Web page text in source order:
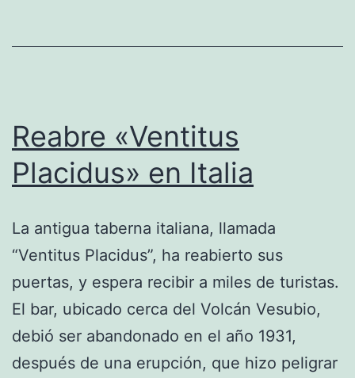
es
Reabre «Ventitus
Placidus» en Italia
La antigua taberna italiana, llamada
“Ventitus Placidus”, ha reabierto sus
puertas, y espera recibir a miles de turistas.
El bar, ubicado cerca del Volcán Vesubio,
debió ser abandonado en el año 1931,
después de una erupción, que hizo peligrar